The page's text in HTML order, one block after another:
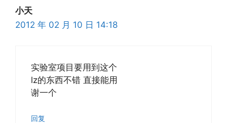
小天
2012 年 02 月 10 日 14:18
实验室项目要用到这个
lz的东西不错 直接能用
谢一个
回复